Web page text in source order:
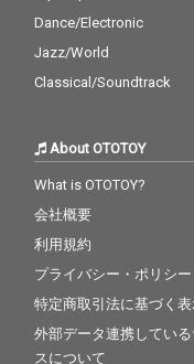
Dance/Electronic
Jazz/World
Classical/Soundtrack
About OTOTOY
What is OTOTOY?
会社概要
利用規約
プライバシー・ポリシー
特定商取引法に基づく
外部データ連携してい
スについて